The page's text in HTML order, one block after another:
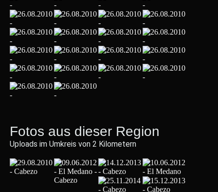
Fotos aus dieser Region
Uploads im Umkreis von 2 Kilometern